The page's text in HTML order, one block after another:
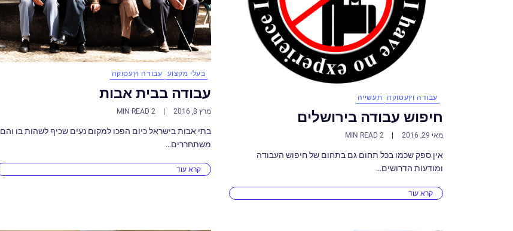
עבודה וץעסוקה תעשייה
חיפוש עבודה בירושלים
מאי 29, 2016 2 MIN READ
אין ספק שכמו בכל תחום גם בתחום של חיפוש העבודה
ומודעות הדרושים…
קרא עוד
בעלי מקצוע עבודה וץעסוקה
עבודה בבית אבות
מרץ 8, 2016 2 MIN READ
בתי אבות בישראל כיום הפכו למקום נעים שכיף לשהות בו והם
משתחררים…
קרא עוד